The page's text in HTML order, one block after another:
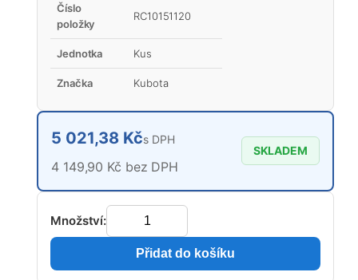
Číslo
položky
RC10151120
Jednotka Kus
Značka Kubota
5 021,38 Kčs DPH
4 149,90 Kč bez DPH
SKLADEM
Množství:
Přidat do košíku